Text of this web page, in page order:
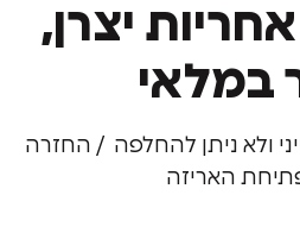
יצרן,
להחלפה / החזרה